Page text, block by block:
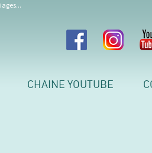
CHAINE YOUTUBE